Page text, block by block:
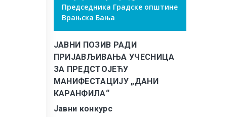
Председника Градске општине
Врањска Бања
ЈАВНИ ПОЗИВ РАДИ
ПРИЈАВЉИВАЊА УЧЕСНИЦА
ЗА ПРЕДСТОЈЕЋУ
МАНИФЕСТАЦИЈУ „ДАНИ
КАРАНФИЛА“
Јавни конкурс